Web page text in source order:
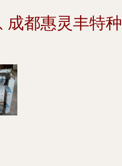
都惠灵丰特